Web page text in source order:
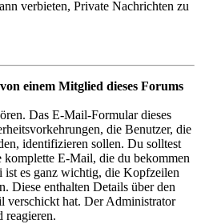
verbieten, Private Nachrichten zu
einem Mitglied dieses Forums
Das E-Mail-Formular dieses
die Benutzer, die
identifizieren sollen. Du solltest
E-Mail, die du bekommen
ist es ganz wichtig, die Kopfzeilen
Diese enthalten Details über den
verschickt hat. Der Administrator
reagieren.